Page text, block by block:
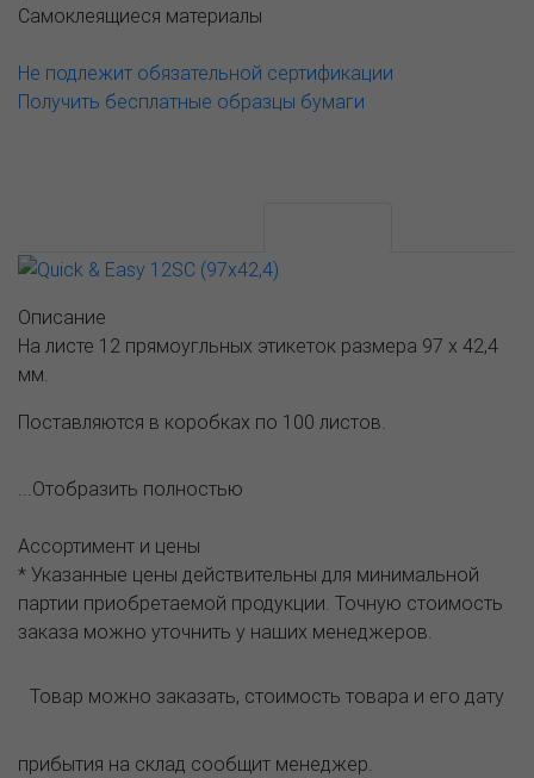
Самоклеящиеся материалы
Не подлежит обязательной сертификации
Получить бесплатные образцы бумаги
Описание
На листе 12 прямоугльных этикеток размера 97 х 42,4
мм.
Поставляются в коробках по 100 листов.
...Отобразить полностью
Ассортимент и цены
* Указанные цены действительны для минимальной
партии приобретаемой продукции. Точную стоимость
заказа можно уточнить у наших менеджеров.
Товар можно заказать, стоимость товара и его дату
прибытия на склад сообщит менеджер.